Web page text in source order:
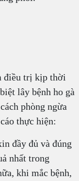
điều trị kịp thời
lây bệnh ho gà
phòng ngừa
thực hiện:
đầy đủ và đúng
nhất trong
khi mắc bệnh,